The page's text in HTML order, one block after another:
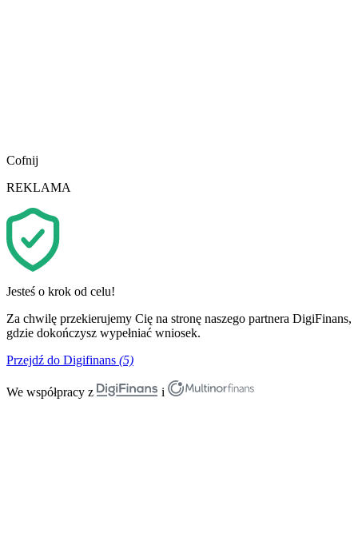
Cofnij
REKLAMA
Jesteś o krok od celu!
Za chwilę przekierujemy Cię na stronę naszego partnera DigiFinans,
gdzie dokończysz wypełniać wniosek.
Przejdź do Digifinans (5)
We współpracy z i